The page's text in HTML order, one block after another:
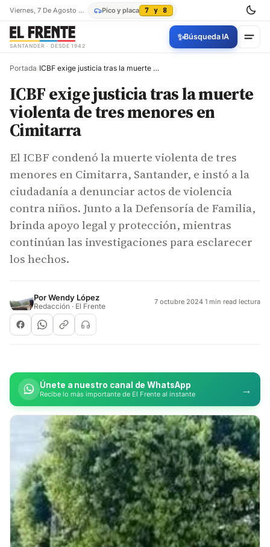
Viernes, 7 De Agosto De 2026 Pico y placa 7 y 8
SANTANDER · DESDE 1942
✨Búsqueda IA
Portada/ ICBF exige justicia tras la muerte violenta de tres menores en Cimitarra
ICBF exige justicia tras la muerte
violenta de tres menores en
Cimitarra
El ICBF condenó la muerte violenta de tres
menores en Cimitarra, Santander, e instó a la
ciudadanía a denunciar actos de violencia
contra niños. Junto a la Defensoría de Familia,
brinda apoyo legal y protección, mientras
continúan las investigaciones para esclarecer
los hechos.
PorWendy López
Redacción · El Frente 7 octubre 2024·1 min read lectura
Únete a nuestro canal de WhatsApp
Recibe lo más importante de El Frente al instante →